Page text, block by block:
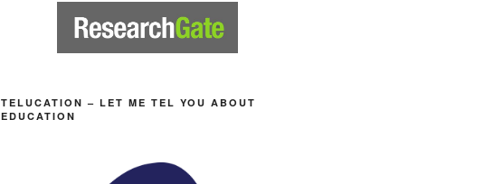
TELUCATION – LET ME TEL YOU ABOUT
EDUCATION